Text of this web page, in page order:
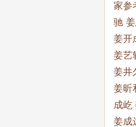
家参
驰
姜开
姜艺
姜井
姜昕
成屹
姜成